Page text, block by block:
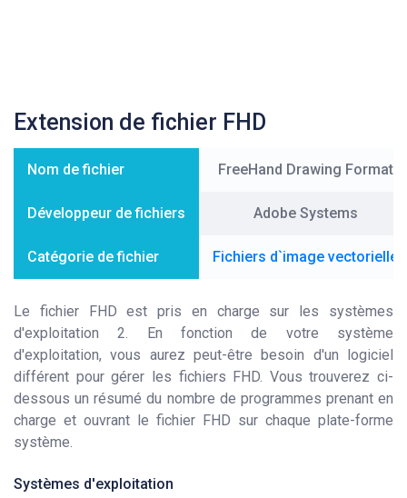
Extension de fichier FHD
Nom de fichier FreeHand Drawing Format
Développeur de fichiers Adobe Systems
Catégorie de fichier Fichiers d`image vectorielle
Le fichier FHD est pris en charge sur les systèmes
d'exploitation 2. En fonction de votre système
d'exploitation, vous aurez peut-être besoin d'un logiciel
différent pour gérer les fichiers FHD. Vous trouverez ci-
dessous un résumé du nombre de programmes prenant en
charge et ouvrant le fichier FHD sur chaque plate-forme
système.
Systèmes d'exploitation